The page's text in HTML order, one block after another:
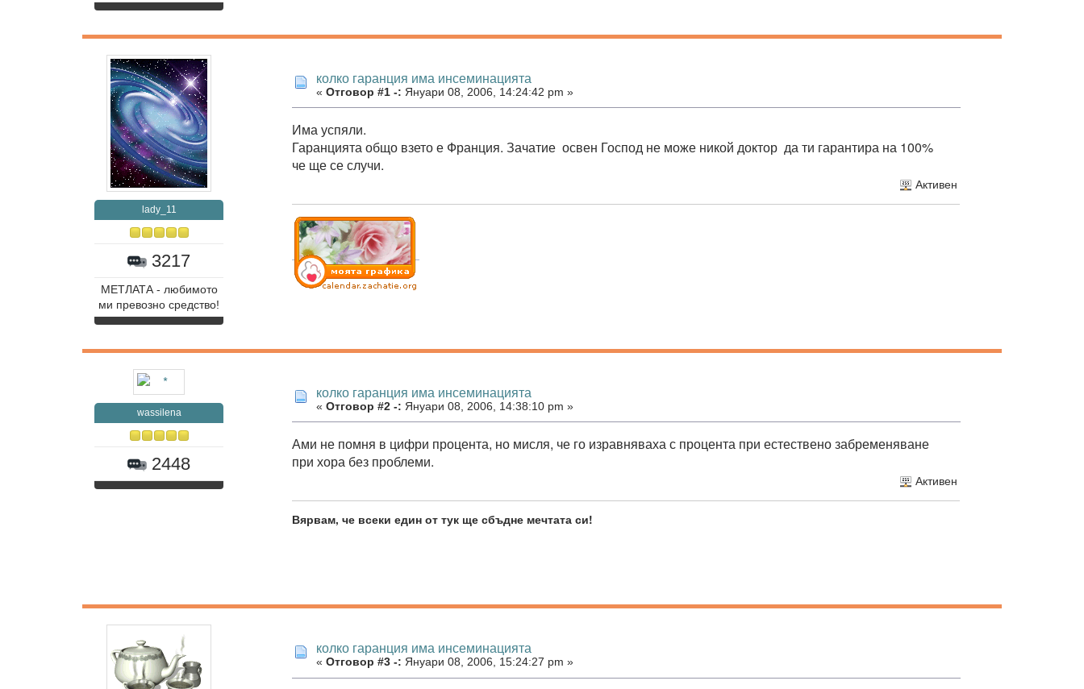
lady_11
3217
МЕТЛАТА - любимото
ми превозно средство!
колко гаранция има инсеминацията
« Отговор #1 -: Януари 08, 2006, 14:24:42 pm »
Има успяли.
Гаранцията общо взето е Франция. Зачатие освен Господ не може никой доктор да ти гарантира на 100%
че ще се случи.
Активен
wassilena
2448
колко гаранция има инсеминацията
« Отговор #2 -: Януари 08, 2006, 14:38:10 pm »
Ами не помня в цифри процента, но мисля, че го изравняваха с процента при естествено забременяване
при хора без проблеми.
Активен
Вярвам, че всеки един от тук ще сбъдне мечтата си!
колко гаранция има инсеминацията
« Отговор #3 -: Януари 08, 2006, 15:24:27 pm »